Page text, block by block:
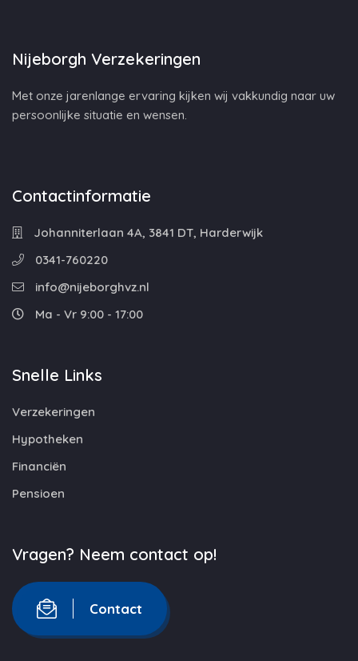
Nijeborgh Verzekeringen
Met onze jarenlange ervaring kijken wij vakkundig naar uw
persoonlijke situatie en wensen.
Contactinformatie
Johanniterlaan 4A, 3841 DT, Harderwijk
0341-760220
info@nijeborghvz.nl
Ma - Vr 9:00 - 17:00
Snelle Links
Verzekeringen
Hypotheken
Financiën
Pensioen
Vragen? Neem contact op!
Contact